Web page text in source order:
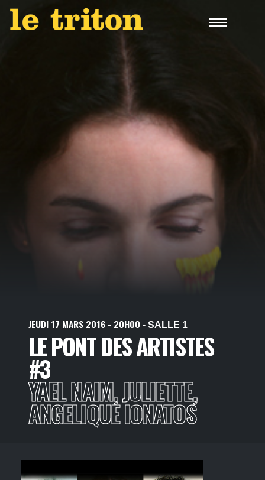
JEUDI 17 MARS 2016 - 20H00 - SALLE 1
LE PONT DES ARTISTES
#3
YAEL NAIM, JULIETTE,
ANGELIQUE IONATOS